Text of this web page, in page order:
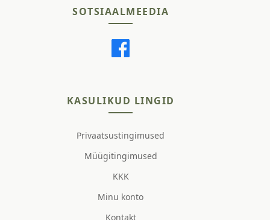
SOTSIAALMEEDIA
KASULIKUD LINGID
Privaatsustingimused
Müügitingimused
KKK
Minu konto
Kontakt